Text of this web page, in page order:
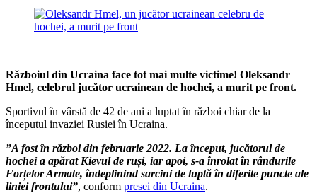
Războiul din Ucraina face tot mai multe victime! Oleksandr
Hmel, celebrul jucător ucrainean de hochei, a murit pe front.
Sportivul în vârstă de 42 de ani a luptat în război chiar de la
începutul invaziei Rusiei în Ucraina.
”A fost în război din februarie 2022. La început, jucătorul de
hochei a apărat Kievul de ruși, iar apoi, s-a înrolat în rândurile
Forțelor Armate, îndeplinind sarcini de luptă în diferite puncte ale
liniei frontului”, conform presei din Ucraina.